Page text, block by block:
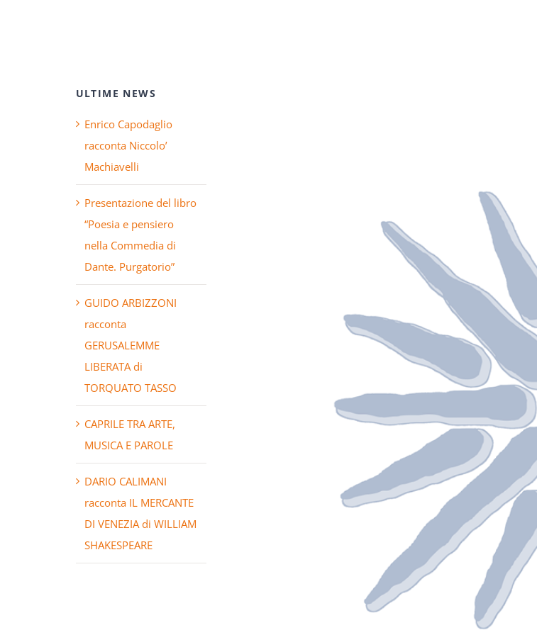
ULTIME NEWS
Enrico Capodaglio
racconta Niccolo’
Machiavelli
Presentazione del libro
“Poesia e pensiero
nella Commedia di
Dante. Purgatorio”
GUIDO ARBIZZONI
racconta
GERUSALEMME
LIBERATA di
TORQUATO TASSO
CAPRILE TRA ARTE,
MUSICA E PAROLE
DARIO CALIMANI
racconta IL MERCANTE
DI VENEZIA di WILLIAM
SHAKESPEARE